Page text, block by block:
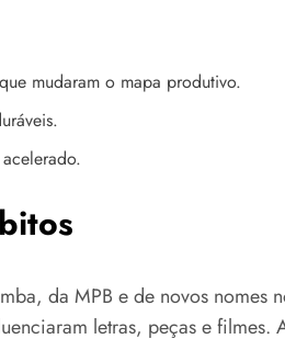
mudaram o mapa produtivo.
da MPB e de novos nomes
letras, peças e filmes.